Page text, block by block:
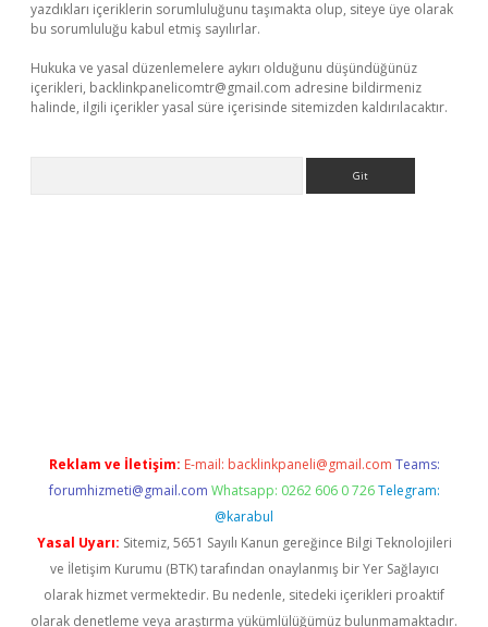
yazdıkları içeriklerin sorumluluğunu taşımakta olup, siteye üye olarak
bu sorumluluğu kabul etmiş sayılırlar.
Hukuka ve yasal düzenlemelere aykırı olduğunu düşündüğünüz
içerikleri, backlinkpanelicomtr@gmail.com adresine bildirmeniz
halinde, ilgili içerikler yasal süre içerisinde sitemizden kaldırılacaktır.
Reklam ve İletişim: E-mail: backlinkpaneli@gmail.com Teams:
forumhizmeti@gmail.com Whatsapp: 0262 606 0 726 Telegram:
@karabul
Yasal Uyarı: Sitemiz, 5651 Sayılı Kanun gereğince Bilgi Teknolojileri
ve İletişim Kurumu (BTK) tarafından onaylanmış bir Yer Sağlayıcı
olarak hizmet vermektedir. Bu nedenle, sitedeki içerikleri proaktif
olarak denetleme veya araştırma yükümlülüğümüz bulunmamaktadır.